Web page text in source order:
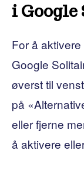
i
For å
Google
øverst til
på
eller fjerne
å aktivere